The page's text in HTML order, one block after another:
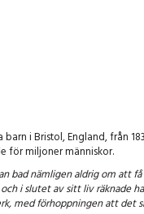
i Bristol, England, från
för miljoner människor.
bad nämligen aldrig om att
i slutet av sitt liv räknade
med förhoppningen att det